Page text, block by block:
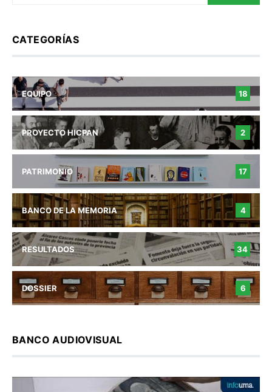
CATEGORÍAS
EQUIPO 18
PROYECTO HICPAN 2
PATRIMONIO 17
BANCO DE LA MEMORIA 4
RESULTADOS 34
DOSSIER 6
BANCO AUDIOVISUAL